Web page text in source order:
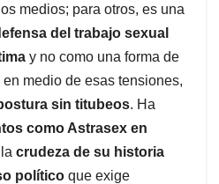
medios; para otros, es una
del trabajo sexual
y no como una forma de
en medio de esas tensiones,
sin titubeos. Ha
como Astrasex en
crudeza de su historia
político que exige